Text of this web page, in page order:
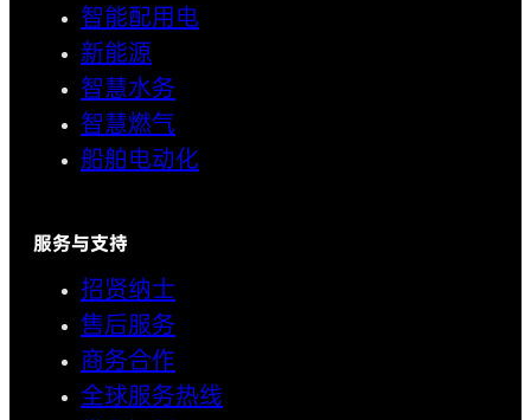
智能配用电
新能源
智慧水务
智慧燃气
船舶电动化
服务与支持
招贤纳士
售后服务
商务合作
全球服务热线